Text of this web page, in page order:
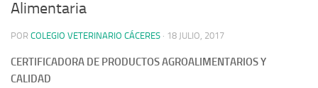
Alimentaria
POR COLEGIO VETERINARIO CÁCERES · 18 JULIO, 2017
CERTIFICADORA DE PRODUCTOS AGROALIMENTARIOS Y
CALIDAD